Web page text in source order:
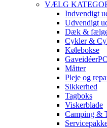
VÆLG
Indvendigt
Udvendigt
Dæk &
Cykler &
Kølebokse
Gaveidéer
Måtter
Pleje og
Sikkerhed
Tagboks
Viskerblade
Camping &